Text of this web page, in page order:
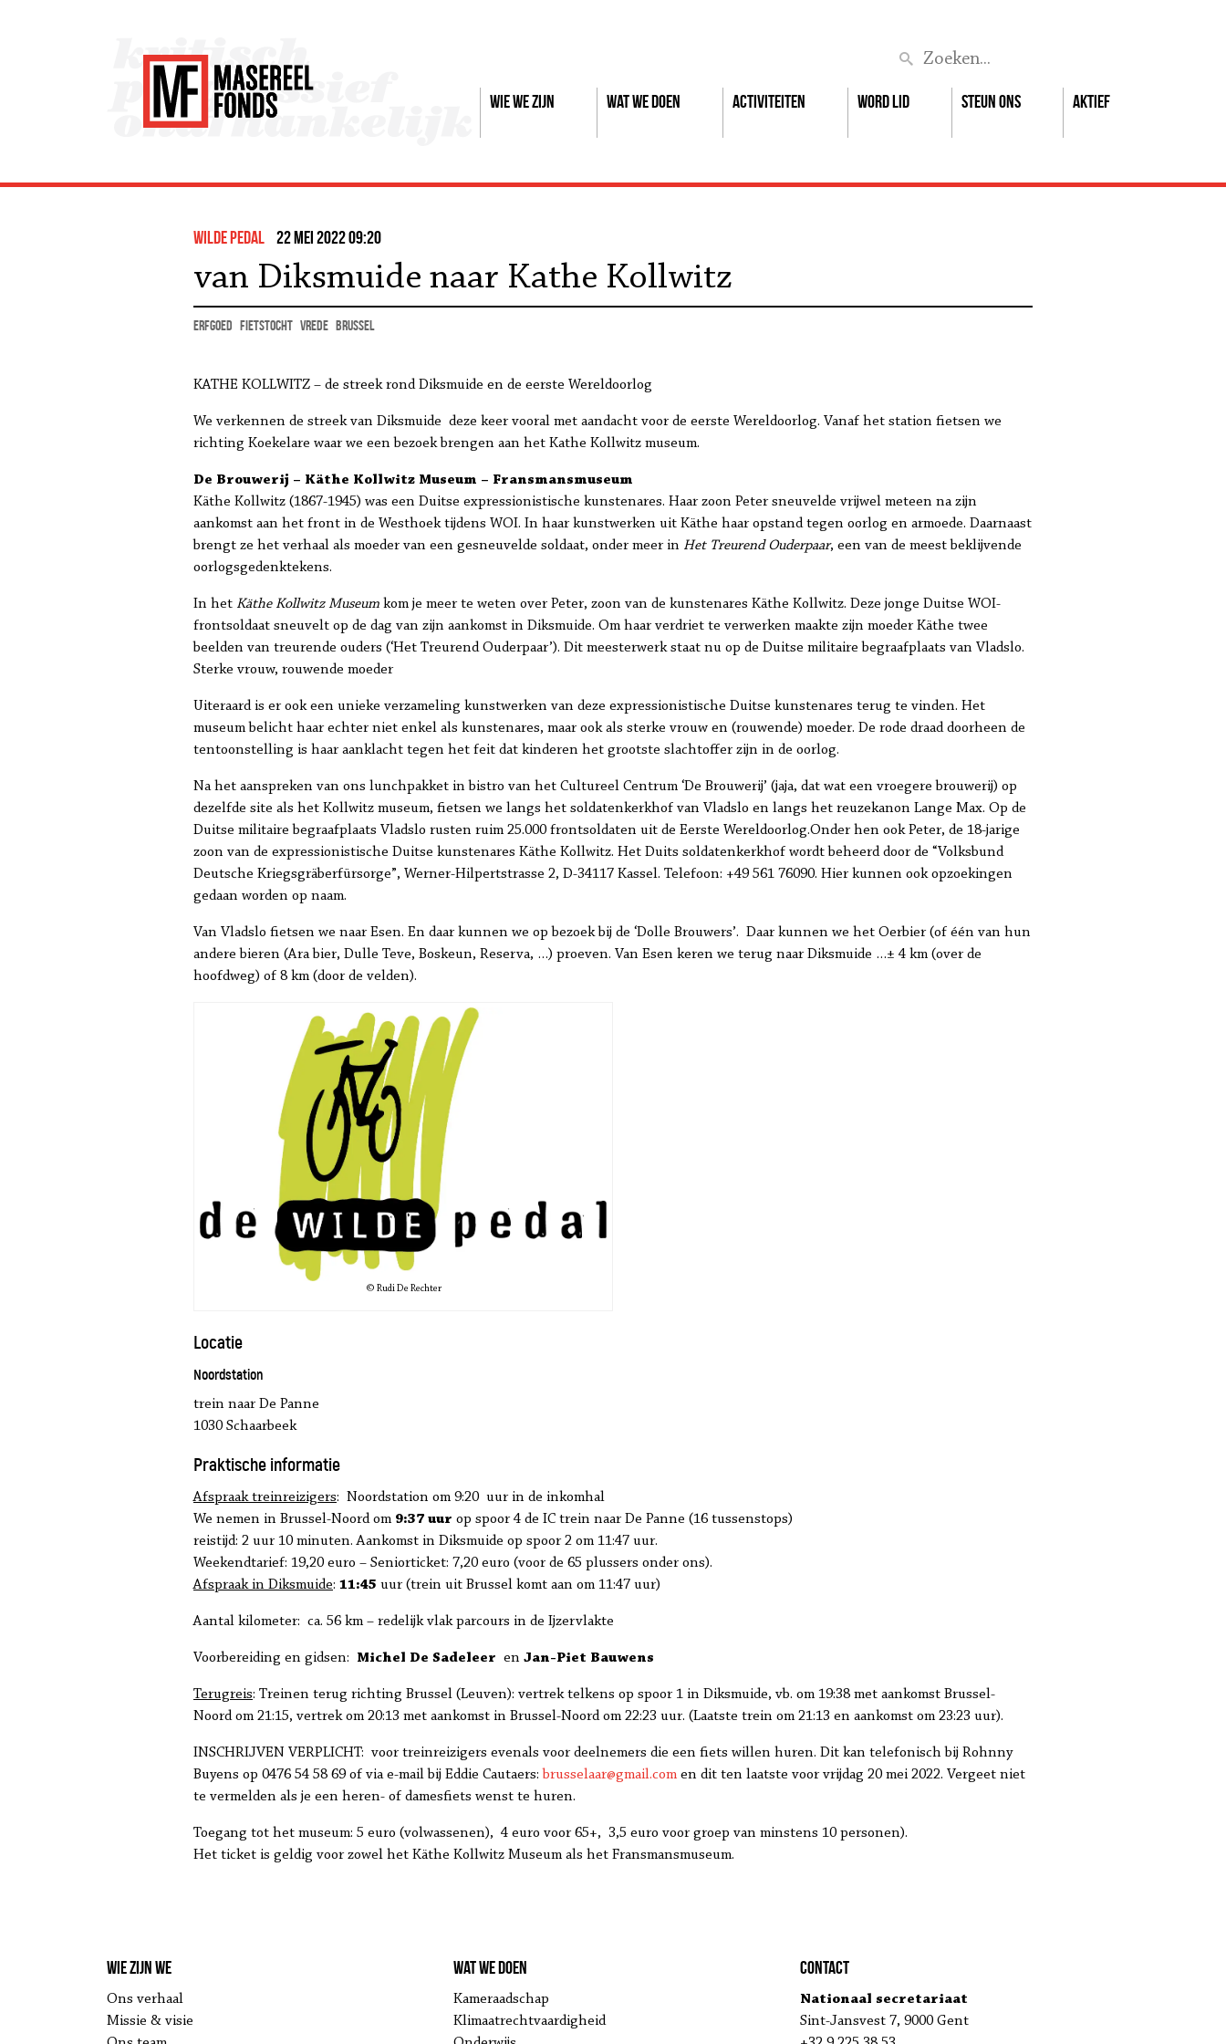
Wie we zijn Wat we doen Activiteiten Word lid Steun ons Aktief
wilde pedal 22 mei 2022 09:20
van Diksmuide naar Kathe Kollwitz
erfgoed fietstocht vrede Brussel
KATHE KOLLWITZ – de streek rond Diksmuide en de eerste Wereldoorlog
We verkennen de streek van Diksmuide deze keer vooral met aandacht voor de eerste Wereldoorlog. Vanaf het station fietsen we
richting Koekelare waar we een bezoek brengen aan het Kathe Kollwitz museum.
De Brouwerij – Käthe Kollwitz Museum – Fransmansmuseum
Käthe Kollwitz (1867-1945) was een Duitse expressionistische kunstenares. Haar zoon Peter sneuvelde vrijwel meteen na zijn
aankomst aan het front in de Westhoek tijdens WOI. In haar kunstwerken uit Käthe haar opstand tegen oorlog en armoede. Daarnaast
brengt ze het verhaal als moeder van een gesneuvelde soldaat, onder meer in Het Treurend Ouderpaar, een van de meest beklijvende
oorlogsgedenktekens.
In het Käthe Kollwitz Museum kom je meer te weten over Peter, zoon van de kunstenares Käthe Kollwitz. Deze jonge Duitse WOI-
frontsoldaat sneuvelt op de dag van zijn aankomst in Diksmuide. Om haar verdriet te verwerken maakte zijn moeder Käthe twee
beelden van treurende ouders (‘Het Treurend Ouderpaar’). Dit meesterwerk staat nu op de Duitse militaire begraafplaats van Vladslo.
Sterke vrouw, rouwende moeder
Uiteraard is er ook een unieke verzameling kunstwerken van deze expressionistische Duitse kunstenares terug te vinden. Het
museum belicht haar echter niet enkel als kunstenares, maar ook als sterke vrouw en (rouwende) moeder. De rode draad doorheen de
tentoonstelling is haar aanklacht tegen het feit dat kinderen het grootste slachtoffer zijn in de oorlog.
Na het aanspreken van ons lunchpakket in bistro van het Cultureel Centrum ‘De Brouwerij’ (jaja, dat wat een vroegere brouwerij) op
dezelfde site als het Kollwitz museum, fietsen we langs het soldatenkerkhof van Vladslo en langs het reuzekanon Lange Max. Op de
Duitse militaire begraafplaats Vladslo rusten ruim 25.000 frontsoldaten uit de Eerste Wereldoorlog.Onder hen ook Peter, de 18-jarige
zoon van de expressionistische Duitse kunstenares Käthe Kollwitz. Het Duits soldatenkerkhof wordt beheerd door de “Volksbund
Deutsche Kriegsgräberfürsorge”, Werner-Hilpertstrasse 2, D-34117 Kassel. Telefoon: +49 561 76090. Hier kunnen ook opzoekingen
gedaan worden op naam.
Van Vladslo fietsen we naar Esen. En daar kunnen we op bezoek bij de ‘Dolle Brouwers’. Daar kunnen we het Oerbier (of één van hun
andere bieren (Ara bier, Dulle Teve, Boskeun, Reserva, …) proeven. Van Esen keren we terug naar Diksmuide …± 4 km (over de
hoofdweg) of 8 km (door de velden).
© Rudi De Rechter
Locatie
Noordstation
trein naar De Panne
1030 Schaarbeek
Praktische informatie
Afspraak treinreizigers: Noordstation om 9:20 uur in de inkomhal
We nemen in Brussel-Noord om 9:37 uur op spoor 4 de IC trein naar De Panne (16 tussenstops)
reistijd: 2 uur 10 minuten. Aankomst in Diksmuide op spoor 2 om 11:47 uur.
Weekendtarief: 19,20 euro – Seniorticket: 7,20 euro (voor de 65 plussers onder ons).
Afspraak in Diksmuide: 11:45 uur (trein uit Brussel komt aan om 11:47 uur)
Aantal kilometer: ca. 56 km – redelijk vlak parcours in de Ijzervlakte
Voorbereiding en gidsen: Michel De Sadeleer en Jan-Piet Bauwens
Terugreis: Treinen terug richting Brussel (Leuven): vertrek telkens op spoor 1 in Diksmuide, vb. om 19:38 met aankomst Brussel-
Noord om 21:15, vertrek om 20:13 met aankomst in Brussel-Noord om 22:23 uur. (Laatste trein om 21:13 en aankomst om 23:23 uur).
INSCHRIJVEN VERPLICHT: voor treinreizigers evenals voor deelnemers die een fiets willen huren. Dit kan telefonisch bij Rohnny
Buyens op 0476 54 58 69 of via e-mail bij Eddie Cautaers: brusselaar@gmail.com en dit ten laatste voor vrijdag 20 mei 2022. Vergeet niet
te vermelden als je een heren- of damesfiets wenst te huren.
Toegang tot het museum: 5 euro (volwassenen), 4 euro voor 65+, 3,5 euro voor groep van minstens 10 personen).
Het ticket is geldig voor zowel het Käthe Kollwitz Museum als het Fransmansmuseum.
Wie zijn we
Ons verhaal
Missie & visie
Wat we doen
Kameraadschap
Klimaatrechtvaardigheid
Contact
Nationaal secretariaat
Sint-Jansvest 7, 9000 Gent